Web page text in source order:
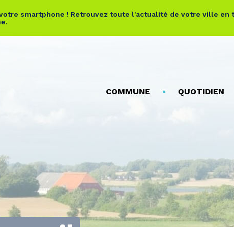
smartphone ! Retrouvez toute l'actualité de votre ville
COMMUNE QUOTIDIEN